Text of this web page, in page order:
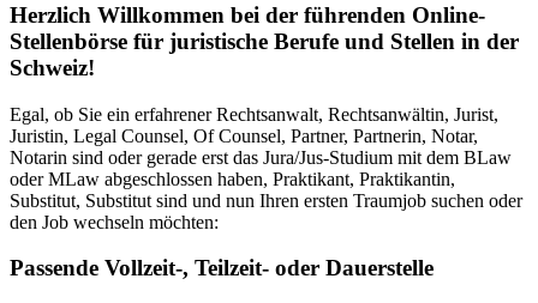
Herzlich Willkommen bei der führenden Online-
Stellenbörse für juristische Berufe und Stellen in der
Schweiz!
Egal, ob Sie ein erfahrener Rechtsanwalt, Rechtsanwältin, Jurist,
Juristin, Legal Counsel, Of Counsel, Partner, Partnerin, Notar,
Notarin sind oder gerade erst das Jura/Jus-Studium mit dem BLaw
oder MLaw abgeschlossen haben, Praktikant, Praktikantin,
Substitut, Substitut sind und nun Ihren ersten Traumjob suchen oder
den Job wechseln möchten:
Passende Vollzeit-, Teilzeit- oder Dauerstelle